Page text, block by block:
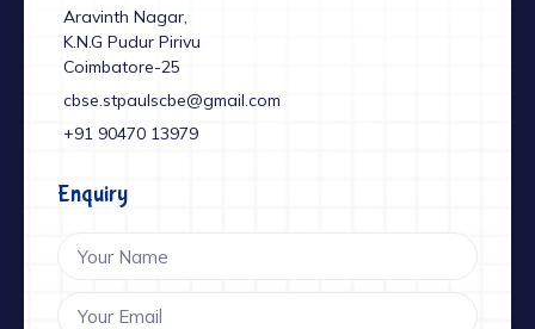
Aravinth Nagar,
K.N.G Pudur Pirivu
Coimbatore-25
cbse.stpaulscbe@gmail.com
+91 ‎90470 13979
Enquiry